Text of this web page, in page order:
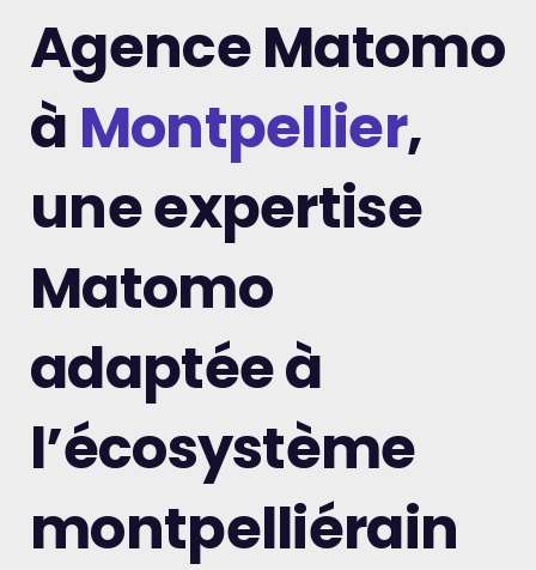
Agence Matomo
à Montpellier,
une expertise
Matomo
adaptée à
l’écosystème
montpelliérain